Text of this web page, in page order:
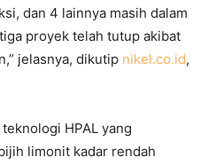
dan 4 lainnya masih dalam
proyek telah tutup akibat
jelasnya, dikutip nikel.co.id,
HPAL yang
limonit kadar rendah